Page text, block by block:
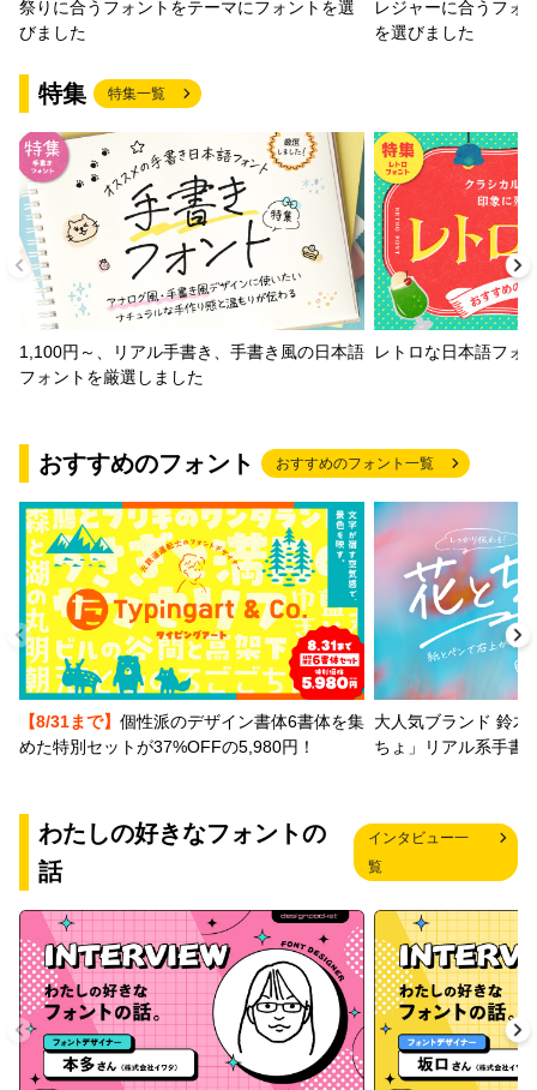
祭りに合うフォントをテーマにフォントを選
びました
レジャーに合うフォ
を選びました
特集 特集一覧
1,100円～、リアル手書き、手書き風の日本語
フォントを厳選しました
レトロな日本語フォ
おすすめのフォント おすすめのフォント一覧
【8/31まで】 個性派のデザイン書体6書体を集
めた特別セットが37%OFFの5,980円！
大人気ブランド 鈴木
ちょ」リアル系手書
わたしの好きなフォントの
話
インタビュー一
覧